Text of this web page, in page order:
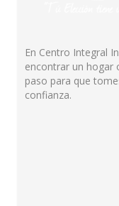
En Centro Integral
encontrar un hogar
paso para que
confianza.